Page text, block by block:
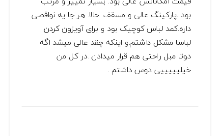
بود .پارکینگ عالی و مسقف .حالا هر جا یه نواقصی
داره.کمد لباس کوچیک بود و برای آویزون کردن
لباسا مشکل داشتم.و اینکه چقد عالی میشد اگه
دوتا مبل راحتی هم قرار میدادن .در کل من
خیلیییییی دوس داشتم .